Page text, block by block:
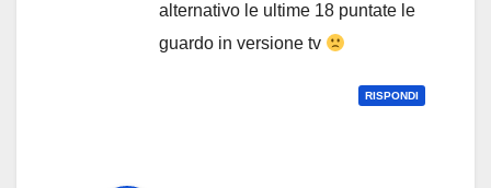
alternativo le ultime 18 puntate le
guardo in versione tv
RISPONDI